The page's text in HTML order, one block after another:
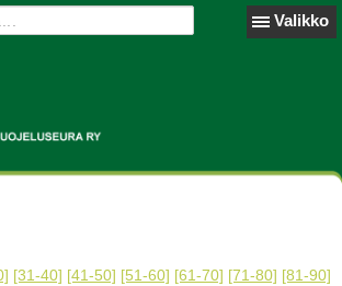
Valikko
[31-40] [41-50] [51-60] [61-70] [71-80] [81-90]